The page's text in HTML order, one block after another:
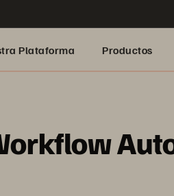
Plataforma Productos